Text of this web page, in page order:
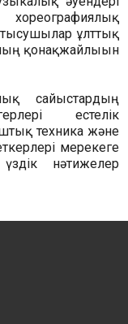
ұлттық
қонақжайлығын
сайыстардың
естелік
техника және
мерекеге
нәтижелер